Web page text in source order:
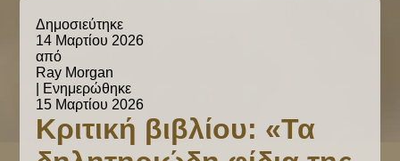
Δημοσιεύτηκε
14 Μαρτίου 2026
από
Ray Morgan
Ενημερώθηκε
15 Μαρτίου 2026
Κριτική βιβλίου: «Τα